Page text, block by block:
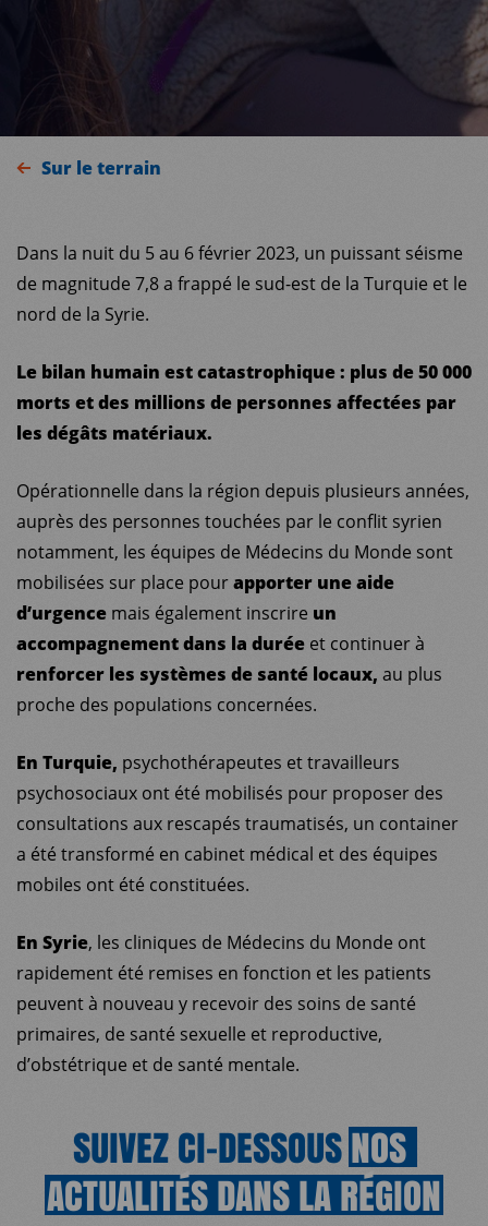
Sur le terrain
Dans la nuit du 5 au 6 février 2023, un puissant séisme
de magnitude 7,8 a frappé le sud-est de la Turquie et le
nord de la Syrie.
Le bilan humain est catastrophique : plus de 50 000
morts et des millions de personnes affectées par
les dégâts matériaux.
Opérationnelle dans la région depuis plusieurs années,
auprès des personnes touchées par le conflit syrien
notamment, les équipes de Médecins du Monde sont
mobilisées sur place pourapporter une aide
d’urgence mais également inscrire un
accompagnement dans la durée et continuer à
renforcer les systèmes de santé locaux, au plus
proche des populations concernées.
En Turquie, psychothérapeutes et travailleurs
psychosociaux ont été mobilisés pour proposer des
consultations aux rescapés traumatisés, un container
a été transformé en cabinet médical et des équipes
mobiles ont été constituées.
En Syrie, les cliniques de Médecins du Monde ont
rapidement été remises en fonction et les patients
peuvent à nouveau y recevoir des soins de santé
primaires, de santé sexuelle et reproductive,
d’obstétrique et de santé mentale.
SUIVEZ CI-DESSOUSNOS
ACTUALITÉSDANSLARÉGION